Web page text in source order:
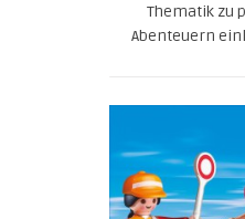
Thematik zu
Abenteuern